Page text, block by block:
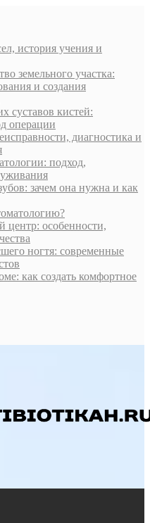
история учения и
земельного участка:
и создания
суставов кистей:
операции
диагностика и
подход,
зачем она нужна и как
особенности,
ногтя: современные
как создать комфортное